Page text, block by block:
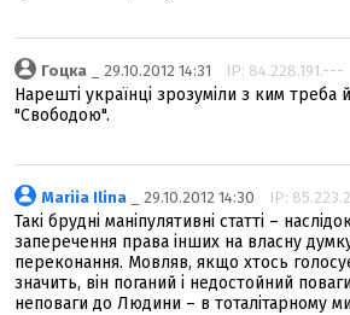
Гоцка _ 29.10.2012 14:31 IP: 84.228.191.---
Нарешті українці зрозуміли з ким треба
"Свободою".
Mariia Ilina _ 29.10.2012 14:30 IP:
Такі брудні маніпулятивні статті –
заперечення права інших на власну думку
переконання. Мовляв, якщо хтось
значить, він поганий і недостойний
неповаги до Людини – в тоталітарному